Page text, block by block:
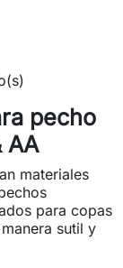
pecho
AA
materiales
para copas
sutil y